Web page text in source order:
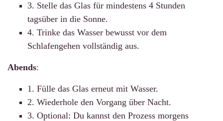
3. Stelle das Glas für mindestens 4 Stunden
tagsüber in die Sonne.
4. Trinke das Wasser bewusst vor dem
Schlafengehen vollständig aus.
Abends:
1. Fülle das Glas erneut mit Wasser.
2. Wiederhole den Vorgang über Nacht.
3. Optional: Du kannst den Prozess morgens